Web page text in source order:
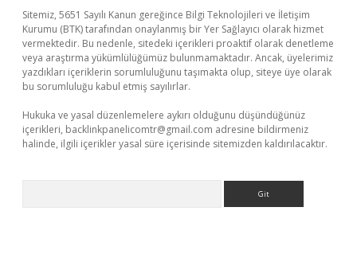
Sitemiz, 5651 Sayılı Kanun gereğince Bilgi Teknolojileri ve İletişim
Kurumu (BTK) tarafından onaylanmış bir Yer Sağlayıcı olarak hizmet
vermektedir. Bu nedenle, sitedeki içerikleri proaktif olarak denetleme
veya araştırma yükümlülüğümüz bulunmamaktadır. Ancak, üyelerimiz
yazdıkları içeriklerin sorumluluğunu taşımakta olup, siteye üye olarak
bu sorumluluğu kabul etmiş sayılırlar.
Hukuka ve yasal düzenlemelere aykırı olduğunu düşündüğünüz
içerikleri, backlinkpanelicomtr@gmail.com adresine bildirmeniz
halinde, ilgili içerikler yasal süre içerisinde sitemizden kaldırılacaktır.